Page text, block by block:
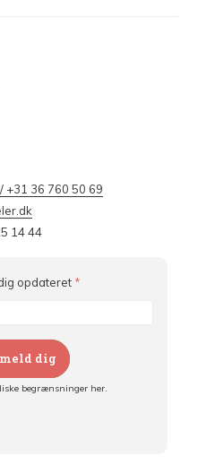
+31 36 760 50 69
14 44
opdateret *
dig
begrænsninger her.